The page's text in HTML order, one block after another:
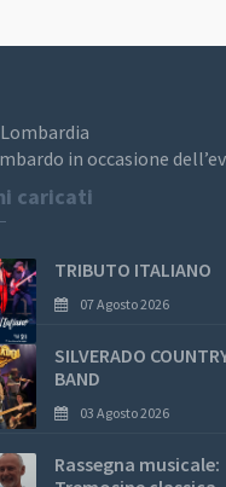
in occasione
caricati
TRIBUTO ITALIANO
07 Agosto 2026
SILVERADO
BAND
03 Agosto 2026
Rassegna musicale: